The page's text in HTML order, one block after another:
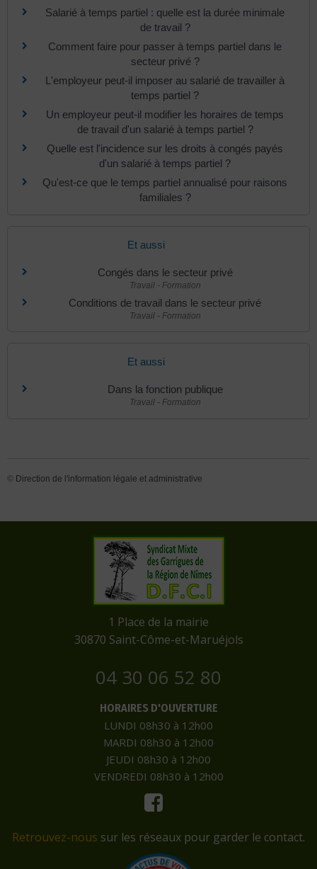
Salarié à temps partiel : quelle est la durée minimale
de travail ?
Comment faire pour passer à temps partiel dans le
secteur privé ?
L'employeur peut-il imposer au salarié de travailler à
temps partiel ?
Un employeur peut-il modifier les horaires de temps
de travail d'un salarié à temps partiel ?
Quelle est l'incidence sur les droits à congés payés
d'un salarié à temps partiel ?
Qu'est-ce que le temps partiel annualisé pour raisons
familiales ?
Et aussi
Congés dans le secteur privé
Travail - Formation
Conditions de travail dans le secteur privé
Travail - Formation
Et aussi
Dans la fonction publique
Travail - Formation
© Direction de l'information légale et administrative
​1 Place de la mairie
​30870 Saint-Côme-et-Maruéjols
04 30 06 52 80
HORAIRES D'OUVERTURE
LUNDI 08h30 à 12h00
MARDI 08h30 à 12h00
JEUDI 08h30 à 12h00
VENDREDI 08h30 à 12h00
Retrouvez-nous sur les réseaux pour garder le contact.